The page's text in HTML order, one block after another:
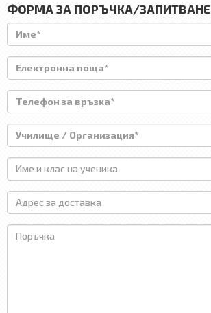
ФОРМА ЗА ПОРЪЧКА/ЗАПИТВАНЕ